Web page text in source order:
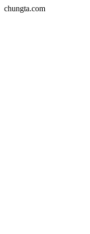
chungta.com